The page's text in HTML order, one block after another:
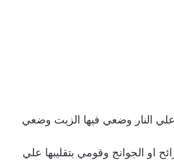
النار وضعي فيها الزيت وضعي
او الجوانج وقومي بتقليبها علي